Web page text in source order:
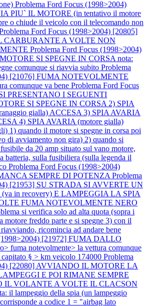
Problema Ford Focus (1998>2004)
PIU` IL MOTORE (in tentativo il motore
o chiude il veicolo con il telecomando non
Ford Focus (1998>2004) [20805]
CARBURANTE A VOLTE NON
Problema Ford Focus (1998>2004)
SI SPEGNE IN CORSA nota:
comunque si riavvia subito Problema
[21076] FUMA NOTEVOLMENTE
comunque va bene Problema Ford Focus
PRESENTANO I SEGUENTI
SI SPEGNE IN CORSA 2) SPIA
gialla) ACCESA 3) SPIA AVARIA
4) SPIA AVARIA (motore gialla)
1) quando il motore si spegne in corsa poi
di avviamento non gira) 2) quando si
da 20 amp situato sul vano motore,
batteria, sulla fusibiliera (sulla legenda il
Problema Ford Focus (1998>2004)
SEMPRE DI POTENZA Problema
[21953] SU STRADA SI AVVERTE UN
in recovery) E LAMPEGGIA LA SPIA
FUMA NOTEVOLMENTE NERO
si verifica solo ad alta quota (sopra i
motore freddo parte e si spegne 3) con il
ricomincia ad andare bene
[21972] FUMA DALLO
fuma notevolmente> la vettura comunque
§ > km veicolo 174000 Problema
[22080] AVVIANDO IL MOTORE LA
E POI RIMANE SEMPRE
IL VOLANTE A VOLTE IL CLACSON
il lampeggio della spia (un lampeggio
a codice 1 = "airbag lato